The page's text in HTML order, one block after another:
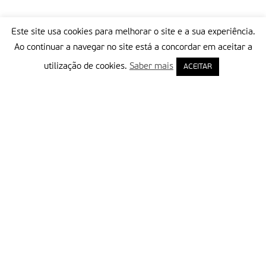
Este site usa cookies para melhorar o site e a sua experiência.
Ao continuar a navegar no site está a concordar em aceitar a
utilização de cookies. Saber mais ACEITAR